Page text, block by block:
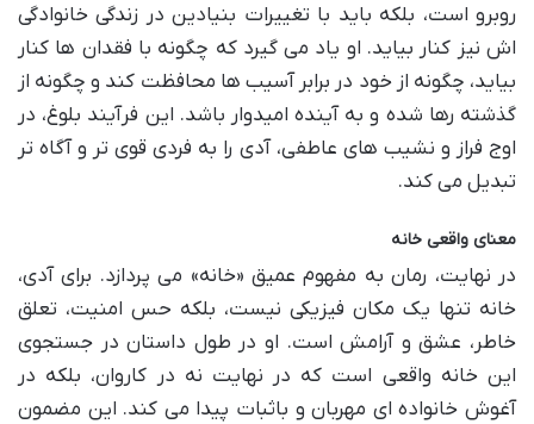
روبرو است، بلکه باید با تغییرات بنیادین در زندگی خانوادگی
اش نیز کنار بیاید. او یاد می گیرد که چگونه با فقدان ها کنار
بیاید، چگونه از خود در برابر آسیب ها محافظت کند و چگونه از
گذشته رها شده و به آینده امیدوار باشد. این فرآیند بلوغ، در
اوج فراز و نشیب های عاطفی، آدی را به فردی قوی تر و آگاه تر
تبدیل می کند.
معنای واقعی خانه
در نهایت، رمان به مفهوم عمیق «خانه» می پردازد. برای آدی،
خانه تنها یک مکان فیزیکی نیست، بلکه حس امنیت، تعلق
خاطر، عشق و آرامش است. او در طول داستان در جستجوی
این خانه واقعی است که در نهایت نه در کاروان، بلکه در
آغوش خانواده ای مهربان و باثبات پیدا می کند. این مضمون